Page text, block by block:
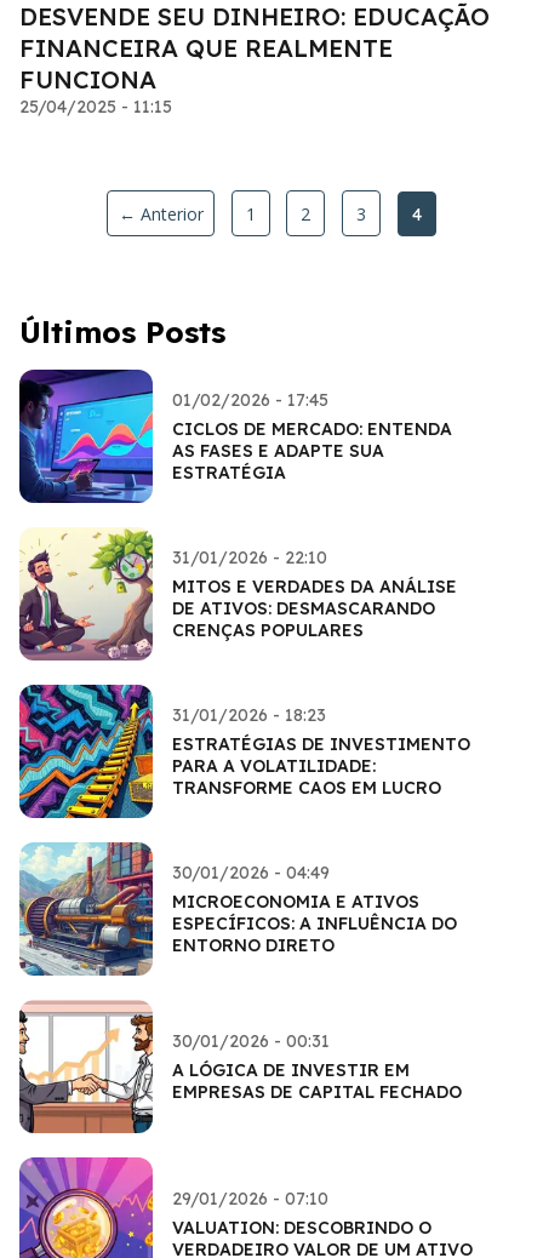
DESVENDE SEU DINHEIRO: EDUCAÇÃO
FINANCEIRA QUE REALMENTE
FUNCIONA
25/04/2025 - 11:15
← Anterior 1 2 3 4
Últimos Posts
01/02/2026 - 17:45
CICLOS DE MERCADO: ENTENDA
AS FASES E ADAPTE SUA
ESTRATÉGIA
31/01/2026 - 22:10
MITOS E VERDADES DA ANÁLISE
DE ATIVOS: DESMASCARANDO
CRENÇAS POPULARES
31/01/2026 - 18:23
ESTRATÉGIAS DE INVESTIMENTO
PARA A VOLATILIDADE:
TRANSFORME CAOS EM LUCRO
30/01/2026 - 04:49
MICROECONOMIA E ATIVOS
ESPECÍFICOS: A INFLUÊNCIA DO
ENTORNO DIRETO
30/01/2026 - 00:31
A LÓGICA DE INVESTIR EM
EMPRESAS DE CAPITAL FECHADO
29/01/2026 - 07:10
VALUATION: DESCOBRINDO O
VERDADEIRO VALOR DE UM ATIVO